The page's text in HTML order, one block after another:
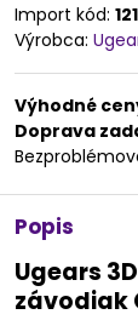
Import kód:
Výrobca:
Výhodné
Doprava
Popis
Ugears
závodiak